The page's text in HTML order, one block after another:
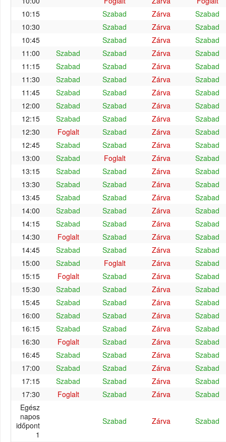
10:15
Szabad Zárva
Szabad
10:30
Szabad Zárva
Szabad
10:45
Szabad Zárva
Szabad
11:00
Szabad Szabad Zárva
Szabad
11:15
Szabad Szabad Zárva
Szabad
11:30
Szabad Szabad Zárva
Szabad
11:45
Szabad Szabad Zárva
Szabad
12:00
Szabad Szabad Zárva
Szabad
12:15
Szabad Szabad Zárva
Szabad
12:30
Foglalt Szabad Zárva
Szabad
12:45
Szabad Szabad Zárva
Szabad
13:00
Szabad Foglalt Zárva
Szabad
13:15
Szabad Szabad Zárva
Szabad
13:30
Szabad Szabad Zárva
Szabad
13:45
Szabad Szabad Zárva
Szabad
14:00
Szabad Szabad Zárva
Szabad
14:15
Szabad Szabad Zárva
Szabad
14:30
Foglalt Szabad Zárva
Szabad
14:45
Szabad Szabad Zárva
Szabad
15:00
Szabad Foglalt Zárva
Szabad
15:15
Foglalt Szabad Zárva
Szabad
15:30
Szabad Szabad Zárva
Szabad
15:45
Szabad Szabad Zárva
Szabad
16:00
Szabad Szabad Zárva
Szabad
16:15
Szabad Szabad Zárva
Szabad
16:30
Foglalt Szabad Zárva
Szabad
16:45
Szabad Szabad Zárva
Szabad
17:00
Szabad Szabad Zárva
Szabad
17:15
Szabad Szabad Zárva
Szabad
17:30
Foglalt Szabad Zárva
Szabad
Egész
napos
időpont
1
Szabad Zárva Szabad